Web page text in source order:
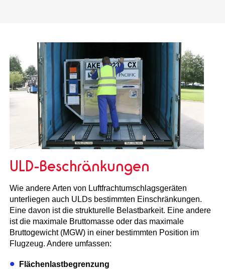
ULD-Beschränkungen
Wie andere Arten von Luftfrachtumschlagsgeräten
unterliegen auch ULDs bestimmten Einschränkungen.
Eine davon ist die strukturelle Belastbarkeit. Eine andere
ist die maximale Bruttomasse oder das maximale
Bruttogewicht (MGW) in einer bestimmten Position im
Flugzeug. Andere umfassen:
Flächenlastbegrenzung